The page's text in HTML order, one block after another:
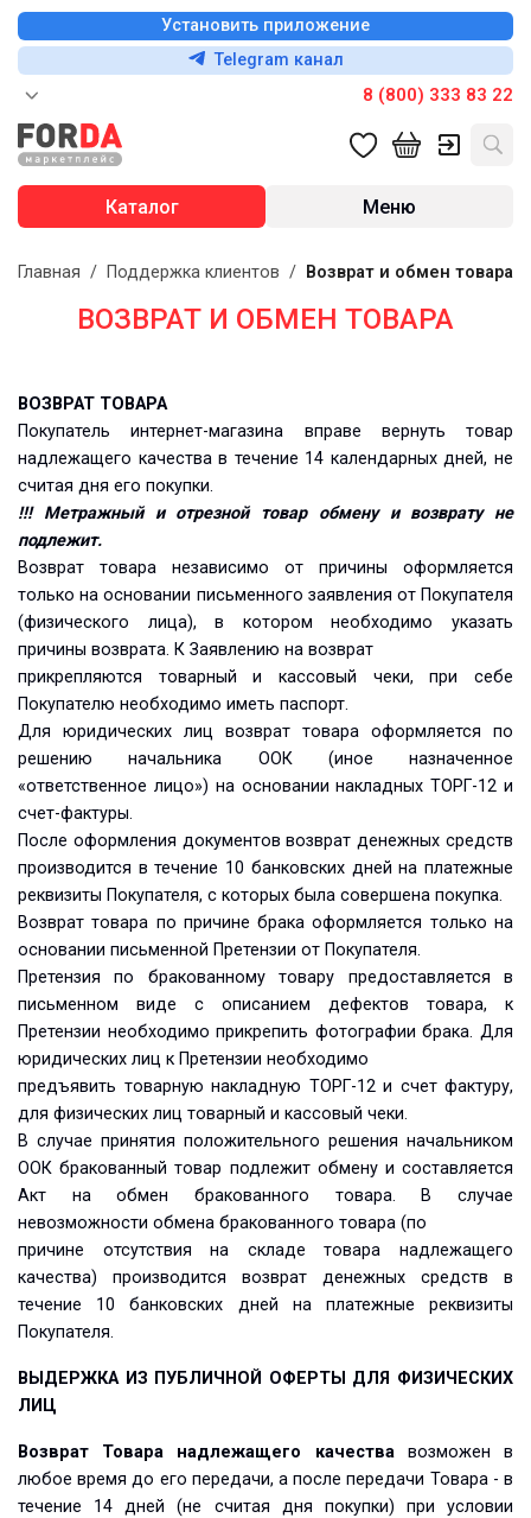
Установить приложение
Telegram канал
8 (800) 333 83 22
Каталог Меню
Главная / Поддержка клиентов / Возврат и обмен товара
ВОЗВРАТ И ОБМЕН ТОВАРА
ВОЗВРАТ ТОВАРА
Покупатель интернет-магазина вправе вернуть товар
надлежащего качества в течение 14 календарных дней, не
считая дня его покупки.
!!! Метражный и отрезной товар обмену и возврату не
подлежит.
Возврат товара независимо от причины оформляется
только на основании письменного заявления от Покупателя
(физического лица), в котором необходимо указать
причины возврата. К Заявлению на возврат
прикрепляются товарный и кассовый чеки, при себе
Покупателю необходимо иметь паспорт.
Для юридических лиц возврат товара оформляется по
решению начальника ООК (иное назначенное
«ответственное лицо») на основании накладных ТОРГ-12 и
счет-фактуры.
После оформления документов возврат денежных средств
производится в течение 10 банковских дней на платежные
реквизиты Покупателя, с которых была совершена покупка.
Возврат товара по причине брака оформляется только на
основании письменной Претензии от Покупателя.
Претензия по бракованному товару предоставляется в
письменном виде с описанием дефектов товара, к
Претензии необходимо прикрепить фотографии брака. Для
юридических лиц к Претензии необходимо
предъявить товарную накладную ТОРГ-12 и счет фактуру,
для физических лиц товарный и кассовый чеки.
В случае принятия положительного решения начальником
ООК бракованный товар подлежит обмену и составляется
Акт на обмен бракованного товара. В случае
невозможности обмена бракованного товара (по
причине отсутствия на складе товара надлежащего
качества) производится возврат денежных средств в
течение 10 банковских дней на платежные реквизиты
Покупателя.
ВЫДЕРЖКА ИЗ ПУБЛИЧНОЙ ОФЕРТЫ ДЛЯ ФИЗИЧЕСКИХ
ЛИЦ
Возврат Товара надлежащего качествавозможен в
любое время до его передачи, а после передачи Товара - в
течение 14 дней (не считая дня покупки) при условии